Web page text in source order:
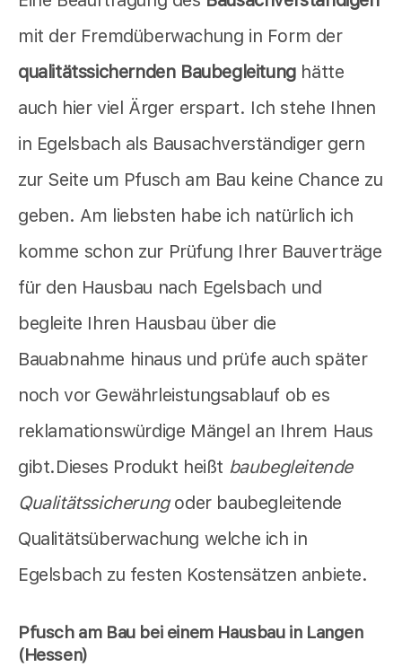
mit der Fremdüberwachung in Form der
qualitätssichernden Baubegleitunghätte
auch hier viel Ärger erspart. Ich stehe Ihnen
in Egelsbach als Bausachverständiger gern
zur Seite um Pfusch am Bau keine Chance zu
geben. Am liebsten habe ich natürlich ich
komme schon zur Prüfung Ihrer Bauverträge
für den Hausbau nach Egelsbach und
begleite Ihren Hausbau über die
Bauabnahme hinaus und prüfe auch später
noch vor Gewährleistungsablauf ob es
reklamationswürdige Mängel an Ihrem Haus
gibt.Dieses Produkt heißt baubegleitende
Qualitätssicherung oder baubegleitende
Qualitätsüberwachung welche ich in
Egelsbach zu festen Kostensätzen anbiete.
Pfusch am Bau bei einem Hausbau in Langen
(Hessen)